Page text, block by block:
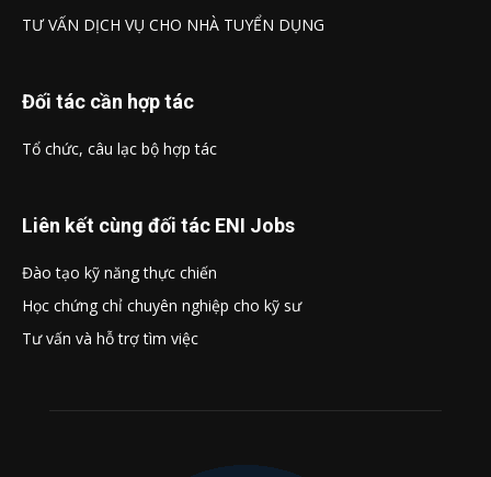
TƯ VẤN DỊCH VỤ CHO NHÀ TUYỂN DỤNG
Đối tác cần hợp tác
Tổ chức, câu lạc bộ hợp tác
Liên kết cùng đối tác ENI Jobs
Đào tạo kỹ năng thực chiến
Học chứng chỉ chuyên nghiệp cho kỹ sư
Tư vấn và hỗ trợ tìm việc